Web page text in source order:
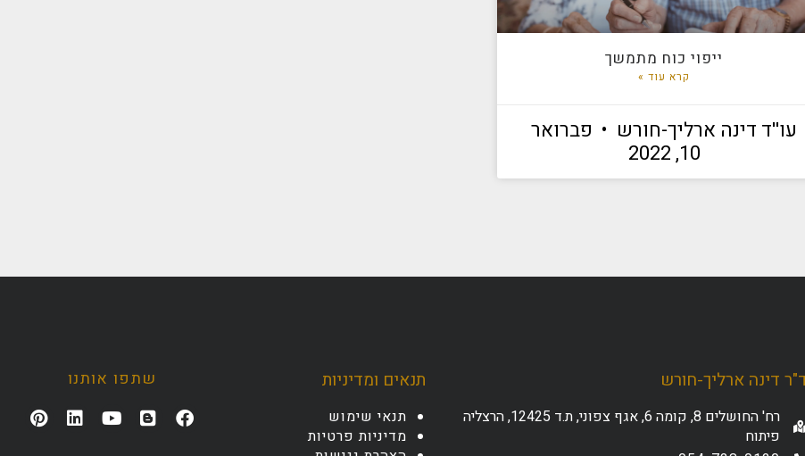
ייפוי כוח מתמשך
קרא עוד »
עו''ד דינה ארליך-חורש
פברואר
10, 2022
דינה ארליך-חורש
רח' החושלים 8, קומה 6, אגף צפוני, ת.ד 12425, הרצליה
פיתוח
תנאים ומדיניות
תנאי שימוש
מדיניות פרטיות
שתפו אותנו